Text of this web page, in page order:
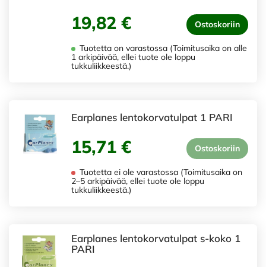
19,82 € Ostoskoriin
Tuotetta on varastossa (Toimitusaika on alle
1 arkipäivää, ellei tuote ole loppu
tukkuliikkeestä.)
Earplanes lentokorvatulpat 1 PARI
15,71 € Ostoskoriin
Tuotetta ei ole varastossa (Toimitusaika on
2–5 arkipäivää, ellei tuote ole loppu
tukkuliikkeestä.)
Earplanes lentokorvatulpat s-koko 1
PARI